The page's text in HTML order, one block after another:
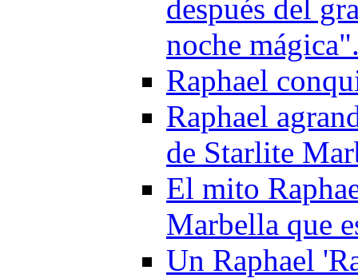
después del
noche
Raphael
Raphael
de Starlite
El mito
Marbella que
Un Raphael